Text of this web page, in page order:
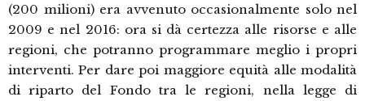
(200 milioni) era avvenuto occasionalmente solo nel
2009 e nel 2016: ora si dà certezza alle risorse e alle
regioni, che potranno programmare meglio i propri
interventi. Per dare poi maggiore equità alle modalità
di riparto del Fondo tra le regioni, nella legge di